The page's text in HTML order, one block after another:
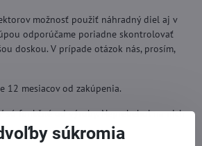
možnosť použiť náhradný diel aj v
odporúčame poriadne skontrolovať
doskou. V prípade otázok nás, prosím,
12 mesiacov od zakúpenia.
sú funkčné od výroby. Neprebehol na nich
súkromia